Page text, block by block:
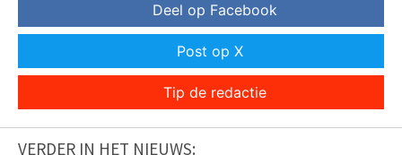
Deel op Facebook
Post op X
Tip de redactie
VERDER IN HET NIEUWS: